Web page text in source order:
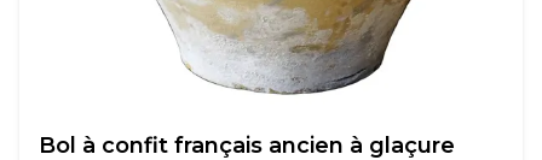
Bol à confit français ancien à glaçure